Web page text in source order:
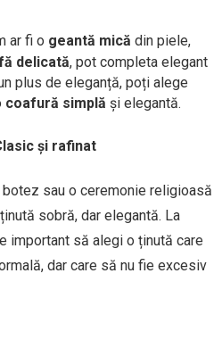
ar fi o geantă mică din piele,
delicată, pot completa elegant
plus de eleganță, poți alege
coafură simplă și elegantă.
și rafinat
sau o ceremonie religioasă
sobră, dar elegantă. La
important să alegi o ținută care
dar care să nu fie excesiv